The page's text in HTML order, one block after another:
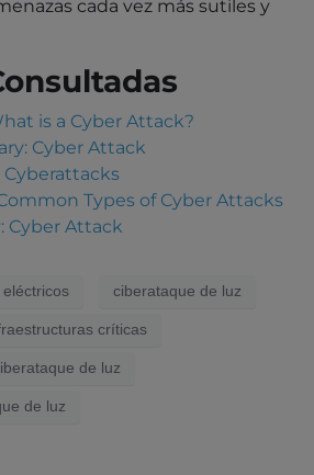
cada vez más sutiles y
is a Cyber Attack?
Cyber Attack
Cyberattacks
Types of Cyber Attacks
Cyber Attack
ciberataque de luz
críticas
de luz
de luz